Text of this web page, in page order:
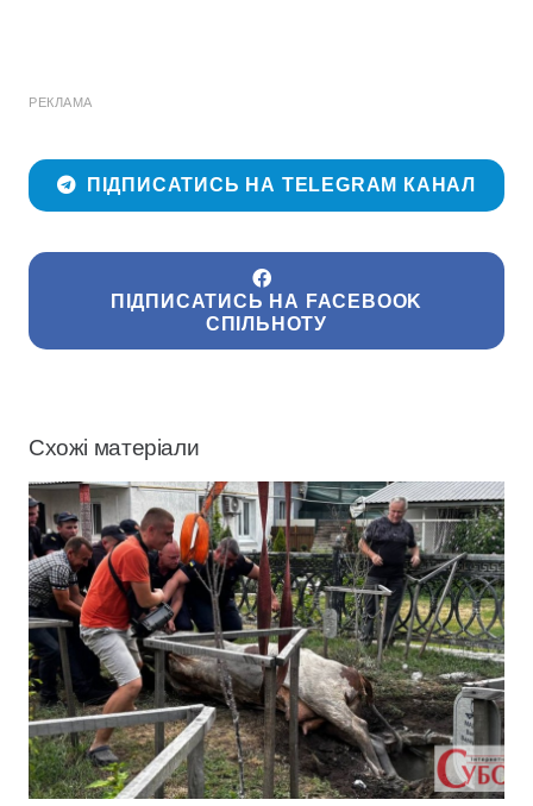
РЕКЛАМА
ПІДПИСАТИСЬ НА TELEGRAM КАНАЛ
ПІДПИСАТИСЬ НА FACEBOOK
СПІЛЬНОТУ
Схожі матеріали